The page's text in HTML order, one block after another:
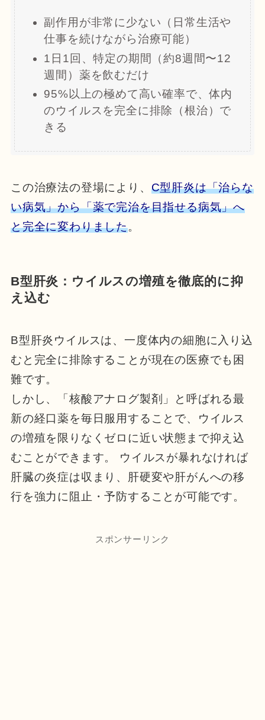
副作用が非常に少ない（日常生活や
仕事を続けながら治療可能）
1日1回、特定の期間（約8週間〜12
週間）薬を飲むだけ
95%以上の極めて高い確率で、体内
のウイルスを完全に排除（根治）で
きる
この治療法の登場により、 C型肝炎は「治らな
い病気」から「薬で完治を目指せる病気」へ
と完全に変わりました。
B型肝炎：ウイルスの増殖を徹底的に抑
え込む
B型肝炎ウイルスは、一度体内の細胞に入り込
むと完全に排除することが現在の医療でも困
難です。
しかし、「核酸アナログ製剤」と呼ばれる最
新の経口薬を毎日服用することで、ウイルス
の増殖を限りなくゼロに近い状態まで抑え込
むことができます。 ウイルスが暴れなければ
肝臓の炎症は収まり、肝硬変や肝がんへの移
行を強力に阻止・予防することが可能です。
スポンサーリンク